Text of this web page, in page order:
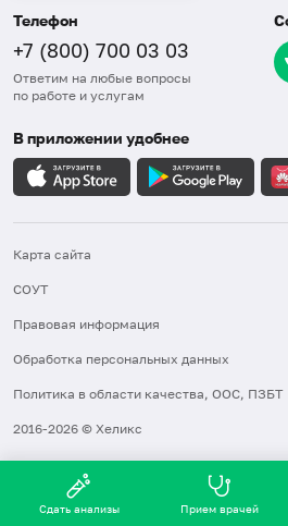
Телефон
+7 (800) 700 03 03
Ответим на любые вопросы
по работе и услугам
В приложении удобнее
Карта сайта
СОУТ
Правовая информация
Обработка персональных данных
Политика в области качества, ООС, ПЗБТ
2016-2026 © Хеликс
Сдать анализы Прием врачей